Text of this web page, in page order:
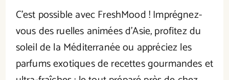
C’est possible avec FreshMood ! Imprégnez-
vous des ruelles animées d’Asie, profitez du
soleil de la Méditerranée ou appréciez les
parfums exotiques de recettes gourmandes et